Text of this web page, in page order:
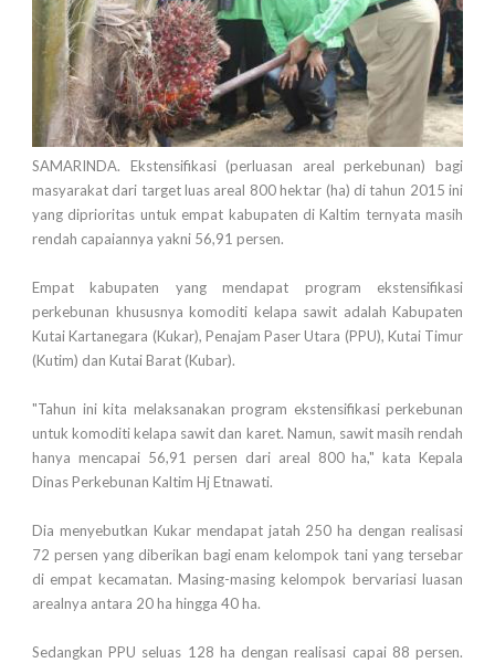
SAMARINDA. Ekstensifikasi (perluasan areal perkebunan) bagi
masyarakat dari target luas areal 800 hektar (ha) di tahun 2015 ini
yang diprioritas untuk empat kabupaten di Kaltim ternyata masih
rendah capaiannya yakni 56,91 persen.
Empat kabupaten yang mendapat program ekstensifikasi
perkebunan khususnya komoditi kelapa sawit adalah Kabupaten
Kutai Kartanegara (Kukar), Penajam Paser Utara (PPU), Kutai Timur
(Kutim) dan Kutai Barat (Kubar).
"Tahun ini kita melaksanakan program ekstensifikasi perkebunan
untuk komoditi kelapa sawit dan karet. Namun, sawit masih rendah
hanya mencapai 56,91 persen dari areal 800 ha," kata Kepala
Dinas Perkebunan Kaltim Hj Etnawati.
Dia menyebutkan Kukar mendapat jatah 250 ha dengan realisasi
72 persen yang diberikan bagi enam kelompok tani yang tersebar
di empat kecamatan. Masing-masing kelompok bervariasi luasan
arealnya antara 20 ha hingga 40 ha.
Sedangkan PPU seluas 128 ha dengan realisasi capai 88 persen.